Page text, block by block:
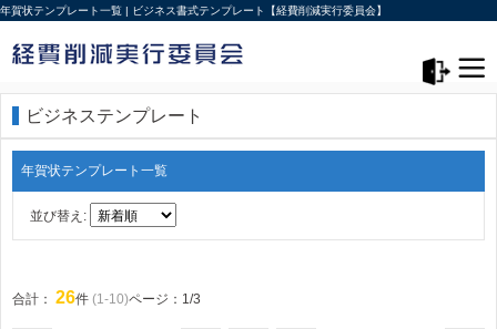
年賀状テンプレート一覧 | ビジネス書式テンプレート【経費削減実行委員会】
ビジネステンプレート
年賀状テンプレート一覧
並び替え:
合計： 26件 (1-10)ページ：1/3